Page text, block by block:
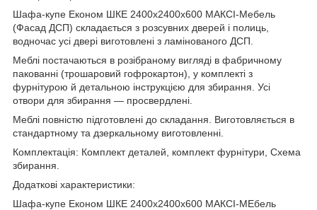
Шафа-купе Економ ШКЕ 2400х2400х600 МАКСІ-Мебель
(Фасад ДСП) складається з розсувних дверей і полиць,
водночас усі двері виготовлені з ламінованого ДСП.
Меблі постачаються в розібраному вигляді в фабричному
пакованні (трошаровий гофрокартон), у комплекті з
фурнітурою й детальною інструкцією для збирання. Усі
отвори для збирання — просвердлені.
Меблі повністю підготовлені до складання. Виготовляється в
стандартному та дзеркальному виготовленні.
Комплектація: Комплект деталей, комплект фурнітури, Схема
збирання.
Додаткові характеристики:
Шафа-купе Економ ШКЕ 2400х2400х600 МАКСІ-МЕбель